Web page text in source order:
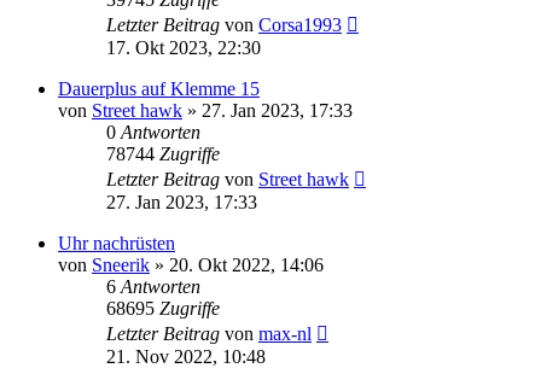
Letzter Beitrag von Corsa1993
17. Okt 2023, 22:30
Dauerplus auf Klemme 15
von Street hawk » 27. Jan 2023, 17:33
0 Antworten
78744 Zugriffe
Letzter Beitrag von Street hawk
27. Jan 2023, 17:33
Uhr nachrüsten
von Sneerik » 20. Okt 2022, 14:06
6 Antworten
68695 Zugriffe
Letzter Beitrag von max-nl
21. Nov 2022, 10:48